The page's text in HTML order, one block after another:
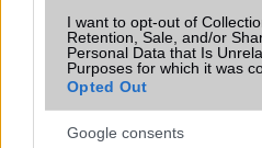
I want to opt-out of
Retention, Sale, and/or
Personal Data that Is
Purposes for which it was
Opted Out
Google consents
2026.06.14|
Sok felhasználó külön
Android már évek óta olyan
amelyek maguktól dolgoznak a